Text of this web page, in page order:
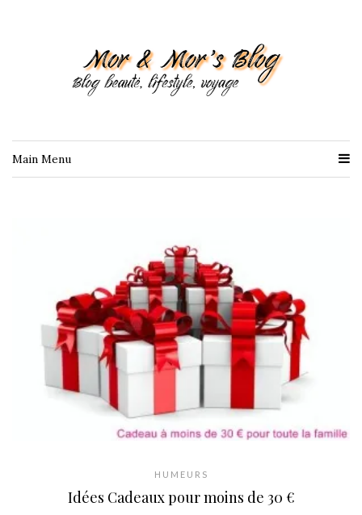
Main Menu
HUMEURS
Idées Cadeaux pour moins de 30 €